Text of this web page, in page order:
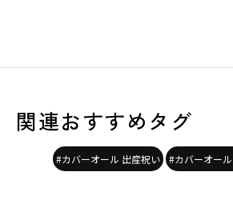
関連おすすめタグ
#カバーオール 出産祝い #カバーオー